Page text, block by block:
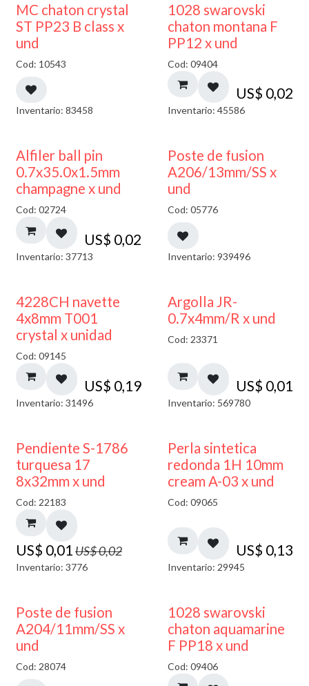
MC chaton crystal
ST PP23 B class x
und
Cod: 10543
Inventario: 83458
1028 swarovski
chaton montana F
PP12 x und
Cod: 09404
US$ 0,02
Inventario: 45586
Alfiler ball pin
0.7x35.0x1.5mm
champagne x und
Cod: 02724
US$ 0,02
Inventario: 37713
Poste de fusion
A206/13mm/SS x
und
Cod: 05776
Inventario: 939496
4228CH navette
4x8mm T001
crystal x unidad
Cod: 09145
US$ 0,19
Inventario: 31496
Argolla JR-
0.7x4mm/R x und
Cod: 23371
US$ 0,01
Inventario: 569780
50% DESCUENTO
Pendiente S-1786
turquesa 17
8x32mm x und
Cod: 22183
US$ 0,01 US$0,02
Inventario: 3776
Perla sintetica
redonda 1H 10mm
cream A-03 x und
Cod: 09065
US$ 0,13
Inventario: 29945
Poste de fusion
A204/11mm/SS x
und
Cod: 28074
1028 swarovski
chaton aquamarine
F PP18 x und
Cod: 09406